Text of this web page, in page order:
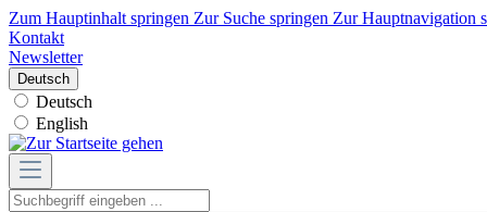
Zum Hauptinhalt springen Zur Suche springen Zur Hauptnavigation
Kontakt
Newsletter
Deutsch
Deutsch
English